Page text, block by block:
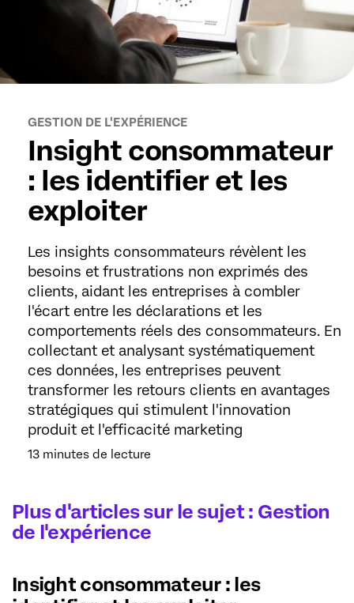
GESTION DE L'EXPÉRIENCE
Insight consommateur
: les identifier et les
exploiter
Les insights consommateurs révèlent les
besoins et frustrations non exprimés des
clients, aidant les entreprises à combler
l'écart entre les déclarations et les
comportements réels des consommateurs. En
collectant et analysant systématiquement
ces données, les entreprises peuvent
transformer les retours clients en avantages
stratégiques qui stimulent l'innovation
produit et l'efficacité marketing
13 minutes de lecture
Plus d'articles sur le sujet : Gestion
de l'expérience
Insight consommateur : les